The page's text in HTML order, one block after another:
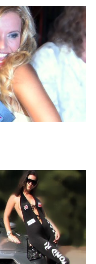
Fashion
Film
Talkshow
Dokumenty
Krátké
filmy
Cestopisy
Sport